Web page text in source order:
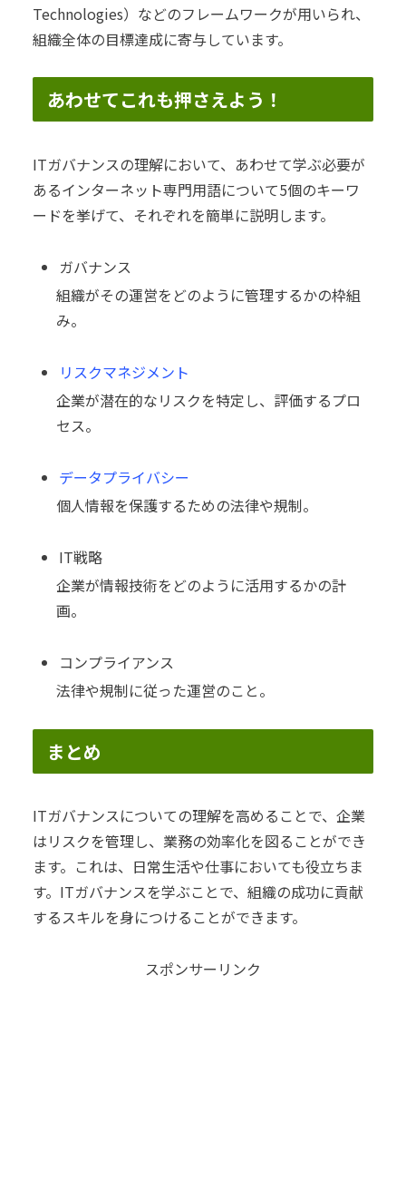
Technologies）などのフレームワークが用いられ、
組織全体の目標達成に寄与しています。
あわせてこれも押さえよう！
ITガバナンスの理解において、あわせて学ぶ必要が
あるインターネット専門用語について5個のキーワ
ードを挙げて、それぞれを簡単に説明します。
ガバナンス
組織がその運営をどのように管理するかの枠組
み。
リスクマネジメント
企業が潜在的なリスクを特定し、評価するプロ
セス。
データプライバシー
個人情報を保護するための法律や規制。
IT戦略
企業が情報技術をどのように活用するかの計
画。
コンプライアンス
法律や規制に従った運営のこと。
まとめ
ITガバナンスについての理解を高めることで、企業
はリスクを管理し、業務の効率化を図ることができ
ます。これは、日常生活や仕事においても役立ちま
す。ITガバナンスを学ぶことで、組織の成功に貢献
するスキルを身につけることができます。
スポンサーリンク